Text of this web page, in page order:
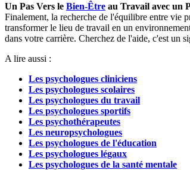
Un Pas Vers le Bien-Être au Travail avec un
Finalement, la recherche de l'équilibre entre vie
transformer le lieu de travail en un
dans votre carrière. Cherchez de l'aide, c'est un
A lire aussi :
Les psychologues cliniciens
Les psychologues scolaires
Les psychologues du travail
Les psychologues sportifs
Les psychothérapeutes
Les neuropsychologues
Les psychologues de l'éducation
Les psychologues légaux
Les psychologues de la santé mentale